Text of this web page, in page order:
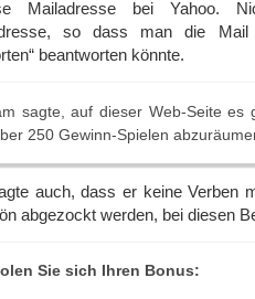
Mailadresse bei Yahoo.
so dass man die
beantworten könnte.
sagte, auf dieser Web-Seite es
250 Gewinn-Spielen
auch, dass er keine Verben
abgezockt werden, bei diesen
Sie sich Ihren Bonus: